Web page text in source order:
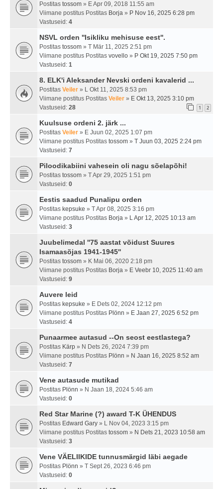
Postitas tossom » E Apr 09, 2018 11:55 am
Viimane postitus Postitas Borja » P Nov 16, 2025 6:28 pm
Vastuseid: 4
NSVL orden ''Isikliku mehisuse eest''.
Postitas tossom » T Mär 11, 2025 2:51 pm
Viimane postitus Postitas vovello » P Okt 19, 2025 7:50 pm
Vastuseid: 1
8. ELK'i Aleksander Nevski ordeni kavalerid ...
Postitas Veiler » L Okt 11, 2025 8:53 pm
Viimane postitus Postitas Veiler » E Okt 13, 2025 3:10 pm
Vastuseid: 28 1 2
Kuulsuse ordeni 2. järk ...
Postitas Veiler » E Juun 02, 2025 1:07 pm
Viimane postitus Postitas tossom » T Juun 03, 2025 2:24 pm
Vastuseid: 7
Piloodikabiini vahesein oli nagu sõelapõhi!
Postitas tossom » T Apr 29, 2025 1:51 pm
Vastuseid: 0
Eestis saadud Punalipu orden
Postitas kepsuke » T Apr 08, 2025 3:16 pm
Viimane postitus Postitas Borja » L Apr 12, 2025 10:13 am
Vastuseid: 3
Juubelimedal ''75 aastat võidust Suures
Isamaasõjas 1941-1945''
Postitas tossom » K Mai 06, 2020 2:18 pm
Viimane postitus Postitas Borja » E Veebr 10, 2025 11:40 am
Vastuseid: 9
Auvere leid
Postitas kepsuke » E Dets 02, 2024 12:12 pm
Viimane postitus Postitas Plönn » E Jaan 27, 2025 6:52 pm
Vastuseid: 4
Punaarmee autasud --On seost eestlastega?
Postitas Kärp » N Dets 26, 2024 7:39 pm
Viimane postitus Postitas Plönn » N Jaan 16, 2025 8:52 am
Vastuseid: 7
Vene autasude mutikad
Postitas Plönn » N Jaan 18, 2024 5:46 am
Vastuseid: 0
Red Star Marine (?) award T-K ÜHENDUS
Postitas Edward Gary » L Nov 04, 2023 3:15 pm
Viimane postitus Postitas tossom » N Dets 21, 2023 10:58 am
Vastuseid: 3
Vene VÄELIIKIDE tunnusmärgid läbi aegade
Postitas Plönn » T Sept 26, 2023 6:46 pm
Vastuseid: 0